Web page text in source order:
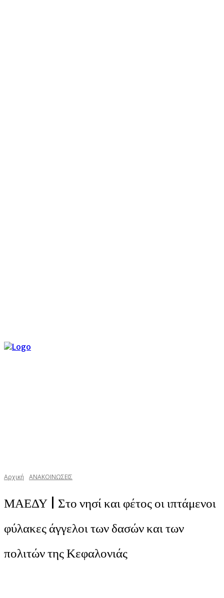
Αρχική ΑΝΑΚΟΙΝΩΣΕΙΣ
ΜΑΕΔΥ | Στο νησί και φέτος οι ιπτάμενοι
φύλακες άγγελοι των δασών και των
πολιτών της Κεφαλονιάς